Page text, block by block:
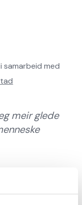
samarbeid med
meir glede